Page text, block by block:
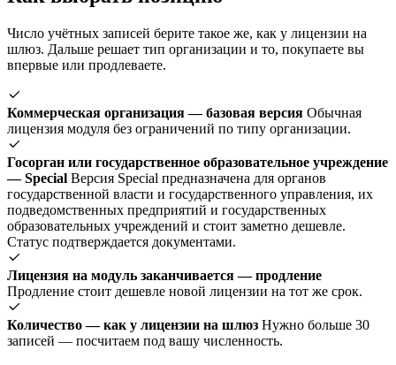
Число учётных записей берите такое же, как у лицензии на
шлюз. Дальше решает тип организации и то, покупаете вы
впервые или продлеваете.
Коммерческая организация — базовая версия Обычная
лицензия модуля без ограничений по типу организации.
Госорган или государственное образовательное учреждение
— Special Версия Special предназначена для органов
государственной власти и государственного управления, их
подведомственных предприятий и государственных
образовательных учреждений и стоит заметно дешевле.
Статус подтверждается документами.
Лицензия на модуль заканчивается — продление
Продление стоит дешевле новой лицензии на тот же срок.
Количество — как у лицензии на шлюз Нужно больше 30
записей — посчитаем под вашу численность.